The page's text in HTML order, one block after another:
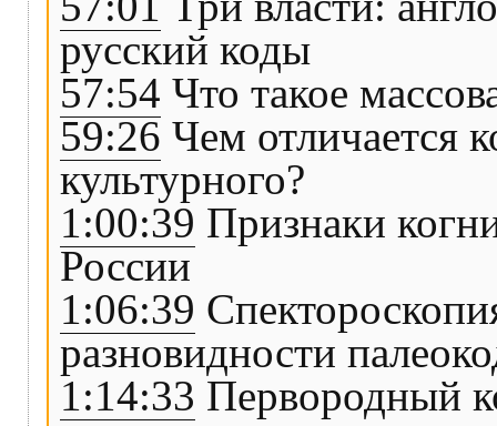
русский коды
57:54 Что такое
59:26 Чем отличается
культурного?
1:00:39 Признаки
России
1:06:39
разновидности
1:14:33 Первородный